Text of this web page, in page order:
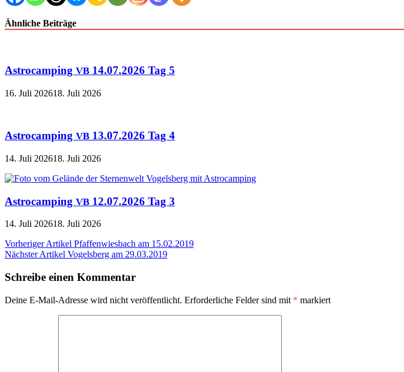
Ähnliche Beiträge
Astrocamping VB 14.07.2026 Tag 5
16. Juli 202618. Juli 2026
Astrocamping VB 13.07.2026 Tag 4
14. Juli 202618. Juli 2026
Astrocamping VB 12.07.2026 Tag 3
14. Juli 202618. Juli 2026
Beitragsnavigation
Vorheriger Artikel Pfaffenwiesbach am 15.02.2019
Nächster Artikel Vogelsberg am 29.03.2019
Schreibe einen Kommentar
Deine E-Mail-Adresse wird nicht veröffentlicht. Erforderliche Felder sind mit * markiert